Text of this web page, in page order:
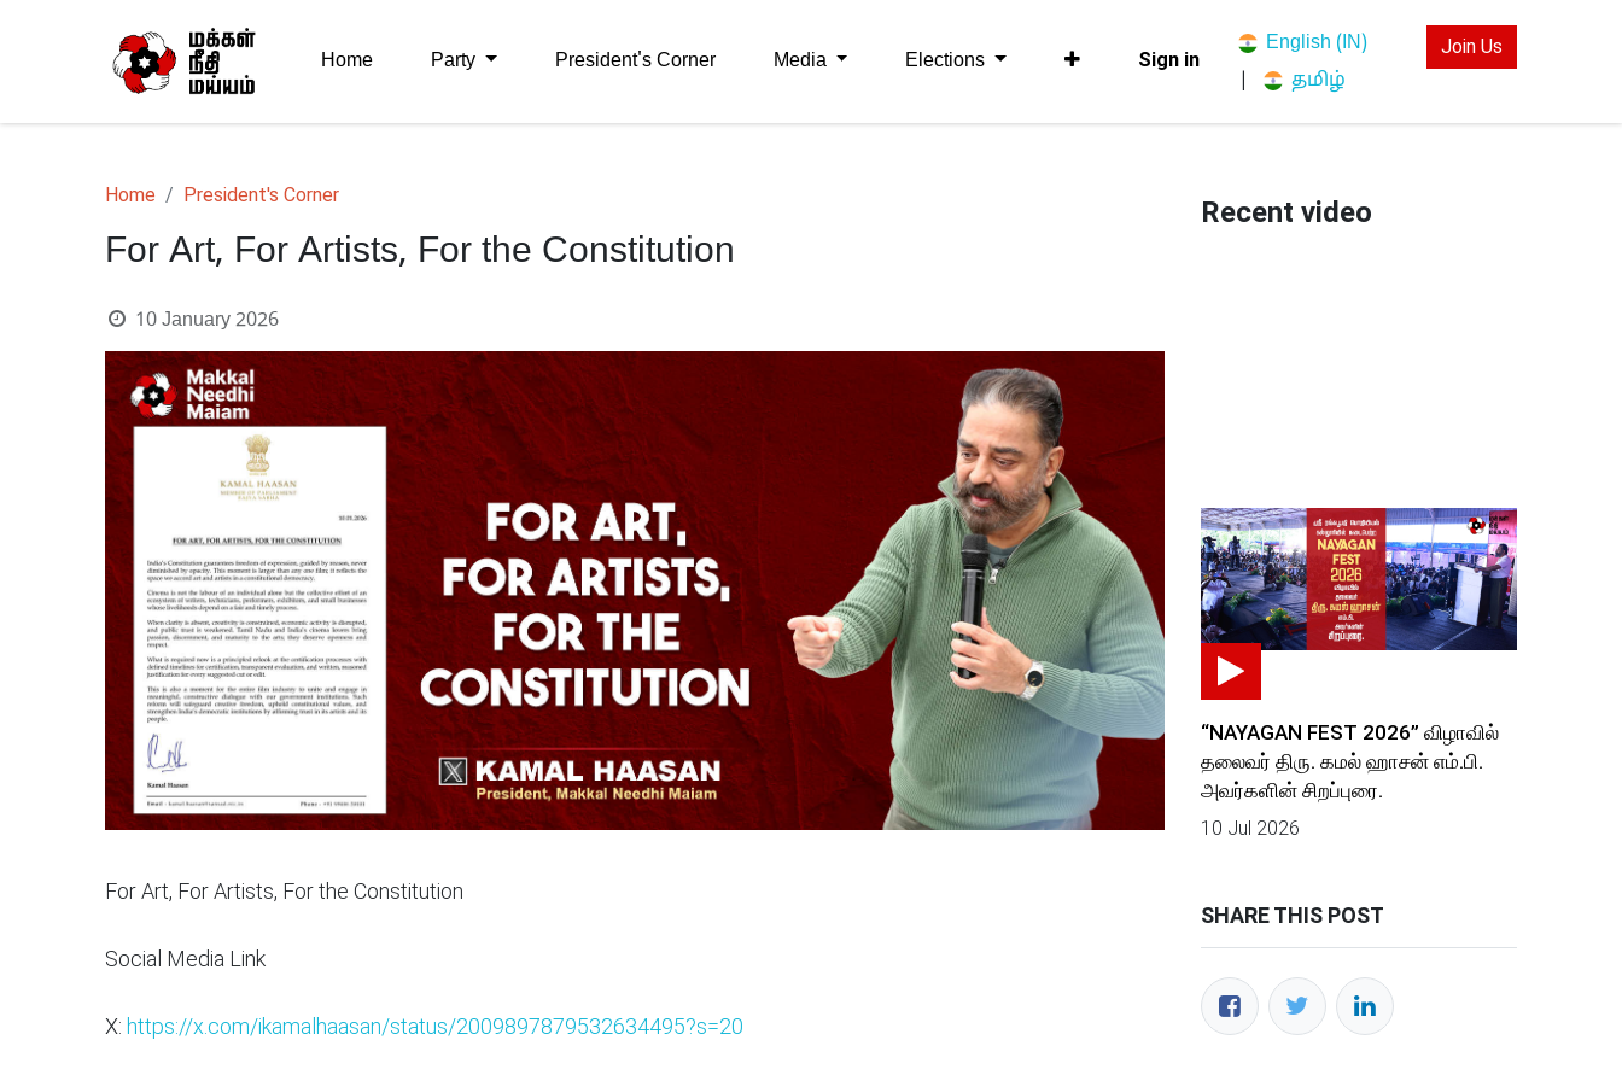
Home Party President's Corner Media Elections Sign in
English (IN)
தமிழ்
Join Us
Home President's Corner
For Art, For Artists, For the Constitution
10 January 2026
For Art, For Artists, For the Constitution
Social Media Link
X: https://x.com/ikamalhaasan/status/2009897879532634495?s=20
Recent video
“NAYAGAN FEST 2026” விழாவில்
தலைவர் திரு. கமல் ஹாசன் எம்.பி.
அவர்களின் சிறப்புரை.
10 Jul 2026
SHARE THIS POST